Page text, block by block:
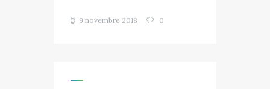
9 novembre 2018 0